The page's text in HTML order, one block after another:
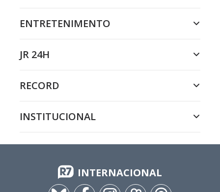
ENTRETENIMENTO
JR 24H
RECORD
INSTITUCIONAL
INTERNACIONAL